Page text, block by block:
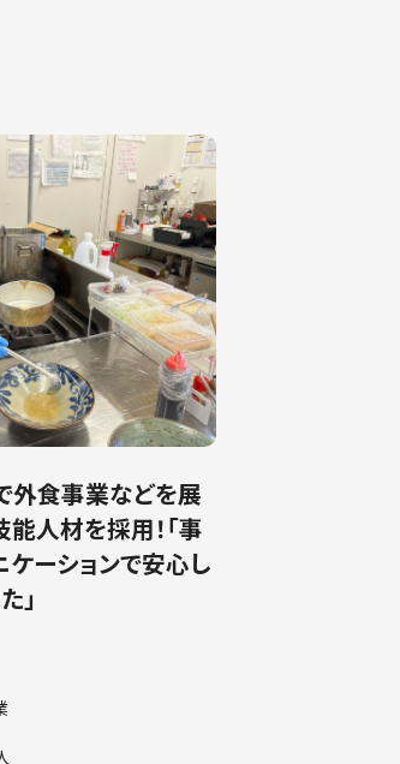
外食事業などを展
人材を採用！「事
ーションで安心し
」